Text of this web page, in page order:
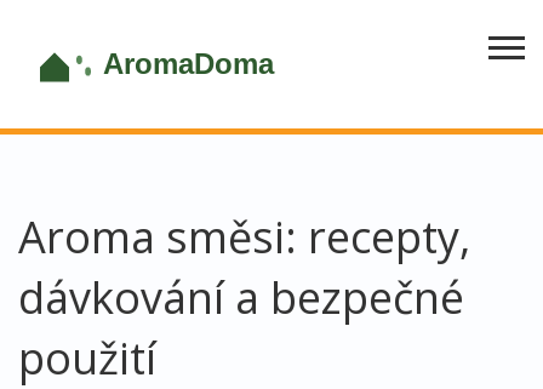
Aroma směsi: recepty,
dávkování a bezpečné
použití